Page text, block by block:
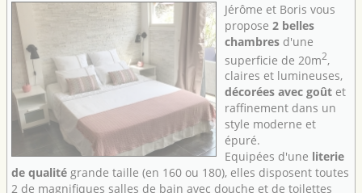
Jérôme et Boris vous
propose 2 belles
chambres d'une
superficie de 20m2,
claires et lumineuses,
décorées avec goût et
raffinement dans un
style moderne et
épuré.
Equipées d'une literie
de qualité grande taille (en 160 ou 180), elles disposent toutes
2 de magnifiques salles de bain avec douche et de toilettes